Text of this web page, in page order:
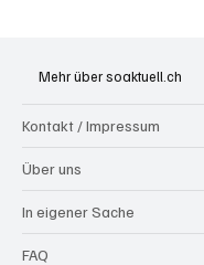
Mehr über soaktuell.ch
Kontakt / Impressum
Über uns
In eigener Sache
FAQ